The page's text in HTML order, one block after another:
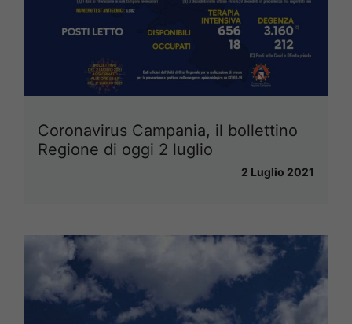
Coronavirus Campania, il bollettino
Regione di oggi 2 luglio
2 Luglio 2021